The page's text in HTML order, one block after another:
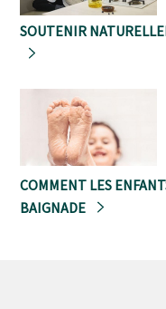
SOUTENIR
COMMENT LES
BAIGNADE